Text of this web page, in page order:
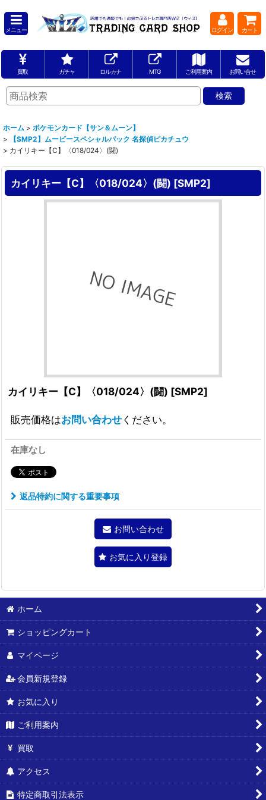
メニュー ログイン カート
買取 ガチャ ロルカナ MTG ご利用案内 お問い合せ
ホーム > ポケモンカード【サン＆ムーン】
>
【SMP2】ムービースペシャルパック 名探偵ピカチュウ
> カイリキー【C】〈018/024〉(闘)
カイリキー【C】〈018/024〉(闘) [SMP2]
カイリキー【C】〈018/024〉(闘) [SMP2]
販売価格はお問い合わせください。
在庫なし
返品特約に関する重要事項
お問い合わせ
お気に入り登録
ホーム
ショッピングカート
マイページ
会員新規登録
お気に入り
ご利用案内
買取
アクセス
特定商取引法表示